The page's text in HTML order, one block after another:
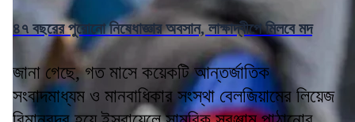
৪৭ বছরের পুরোনো নিষেধাজ্ঞার অবসান, লাক্ষাদ্বীপে মিলবে মদ
জানা গেছে, গত মাসে কয়েকটি আন্তর্জাতিক
সংবাদমাধ্যম ও মানবাধিকার সংস্থা বেলজিয়ামের লিয়েজ